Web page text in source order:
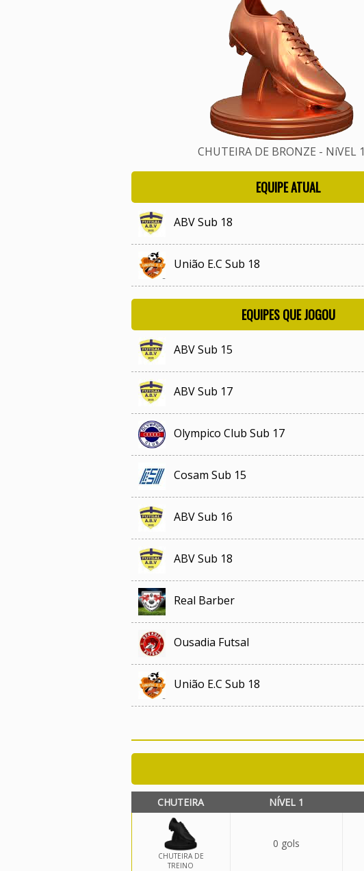
CHUTEIRA DE BRONZE - NíVEL 1
EQUIPE ATUAL
ABV Sub 18
União E.C Sub 18
EQUIPES QUE JOGOU
ABV Sub 15
ABV Sub 17
Olympico Club Sub 17
Cosam Sub 15
ABV Sub 16
ABV Sub 18
Real Barber
Ousadia Futsal
União E.C Sub 18
CHUTEIRA NÍVEL 1
CHUTEIRA DE
TREINO
0 gols